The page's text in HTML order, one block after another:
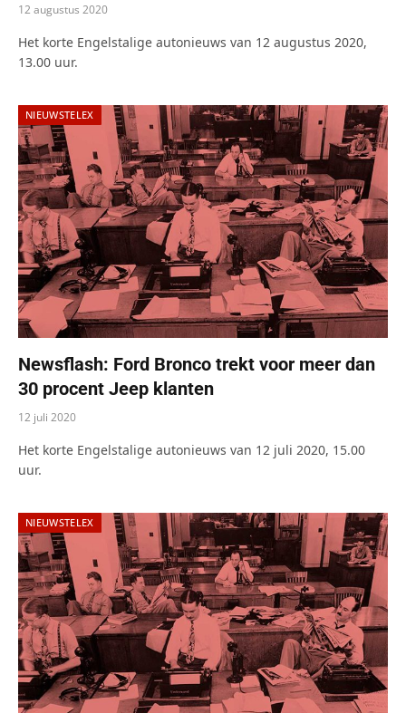
12 augustus 2020
Het korte Engelstalige autonieuws van 12 augustus 2020,
13.00 uur.
NIEUWSTELEX
Newsflash: Ford Bronco trekt voor meer dan
30 procent Jeep klanten
12 juli 2020
Het korte Engelstalige autonieuws van 12 juli 2020, 15.00
uur.
NIEUWSTELEX